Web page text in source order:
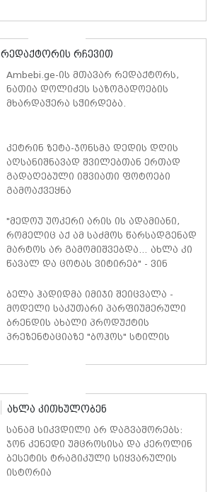
ურთიერთობებში
რედაქტორის რჩევით
Ambebi.ge-ის მთავარ რედაქტორს,
ნათია დოლიძეს საზოგადოების
მხარდაჭერა სჭირდება.
კეტრინ ზეტა-ჯონსმა დედის დღის
აღსანიშნავად შვილებთან ერთად
გადაღებული იშვიათი ფოტოები
გამოაქვეყნა
"მედოუ უოკერი არის ის ადამიანი,
რომელიც აქ ამ საძმოს წარსადგენად
მარტოს არ გამომიშვებდა… ახლა კი
წავალ და ცოტას ვიტირებ" - ვინ
პოლ უოკერის ქალიშვილს ემოციური
სიტყვებით მიმართავს
ბელა ჰადიდმა იმიჯი შეიცვალა -
მოდელი საკუთარი პარფიუმერული
ბრენდის ახალი პროდუქტის
პრეზენტაციაზე "ბოჰოს" სტილის
მინიკაბით გამოჩნდა
ახლა კითხულობენ
სანამ სიკვდილი არ დაგვაშორებს:
ჯონ კენედი უმცროსისა და კეროლინ
ბესეტის ტრაგიკული სიყვარულის
ისტორია